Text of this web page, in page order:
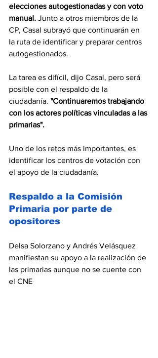
elecciones autogestionadas y con voto
manual. Junto a otros miembros de la
CP, Casal subrayó que continuarán en
la ruta de identificar y preparar centros
autogestionados.
La tarea es difícil, dijo Casal, pero será
posible con el respaldo de la
ciudadanía. "Continuaremos trabajando
con los actores políticas vinculadas a las
primarias".
Uno de los retos más importantes, es
identificar los centros de votación con
el apoyo de la ciudadanía.
Respaldo a la Comisión
Primaria por parte de
opositores
Delsa Solorzano y Andrés Velásquez
manifiestan su apoyo a la realización de
las primarias aunque no se cuente con
el CNE